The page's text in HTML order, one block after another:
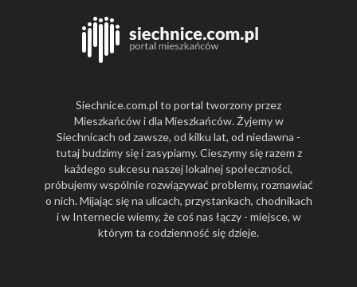
Siechnice.com.pl to portal tworzony przez
Mieszkańców i dla Mieszkańców. Żyjemy w
Siechnicach od zawsze, od kilku lat, od niedawna -
tutaj budzimy się i zasypiamy. Cieszymy się razem z
każdego sukcesu naszej lokalnej społeczności,
próbujemy wspólnie rozwiązywać problemy, rozmawiać
o nich. Mijając się na ulicach, przystankach, chodnikach
i w Internecie wiemy, że coś nas łączy - miejsce, w
którym ta codzienność się dzieje.